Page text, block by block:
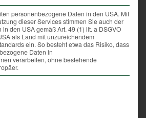
auf viele
erfolgen, aber die Jägerinnen
Brauch immer aus Ehrfurcht
Tier aus. Das erlegte Wild wird
und Alter aufgereiht. Die
der rechten Körperseite
wurde angenommen, dass die
Seite ist und aufgrund dieser
in das Wild eindringen
ist man bis heute treu
personenbezogene Daten in den USA. Mit
dieser Services stimmen Sie auch der
den USA gemäß Art. 49 (1) lit. a DSGVO
als Land mit unzureichendem
ein. So besteht etwa das Risiko, dass
Daten in
verarbeiten, ohne bestehende
der Service-Gruppen, für die eine